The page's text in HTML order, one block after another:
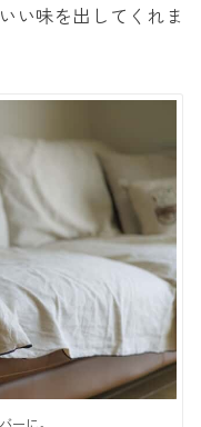
い味を出してくれま